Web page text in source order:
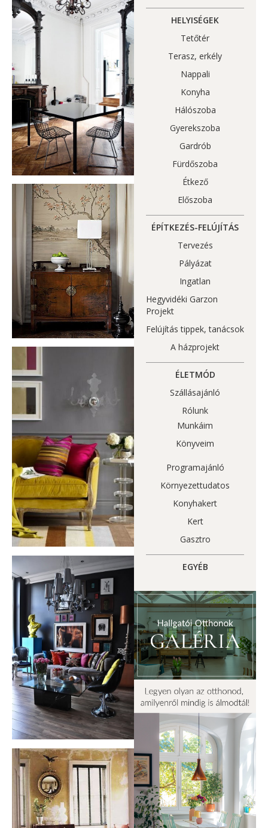
HELYISÉGEK
Tetőtér
Terasz, erkély
Nappali
Konyha
Hálószoba
Gyerekszoba
Gardrób
Fürdőszoba
Étkező
Előszoba
ÉPÍTKEZÉS-FELÚJÍTÁS
Tervezés
Pályázat
Ingatlan
Hegyvidéki Garzon
Projekt
Felújítás tippek, tanácsok
A házprojekt
ÉLETMÓD
Szállásajánló
Rólunk
Munkáim
Könyveim
Programajánló
Környezettudatos
Konyhakert
Kert
Gasztro
EGYÉB